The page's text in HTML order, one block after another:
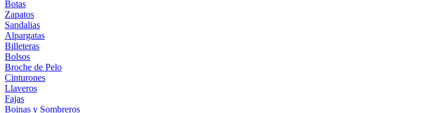
Botas
Zapatos
Sandalias
Alpargatas
Billeteras
Bolsos
Broche de Pelo
Cinturones
Llaveros
Fajas
Boinas y Sombreros